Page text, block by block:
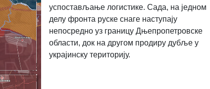
успостављање логистике. Сада, на једном
делу фронта руске снаге наступају
непосредно уз границу Дњепропетровске
области, док на другом продиру дубље у
украјинску територију.